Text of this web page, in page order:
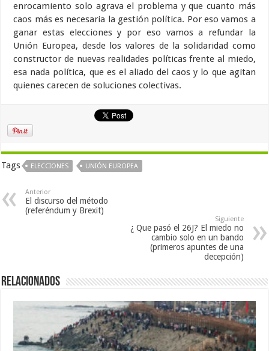
enrocamiento solo agrava el problema y que cuanto más
caos más es necesaria la gestión política. Por eso vamos a
ganar estas elecciones y por eso vamos a refundar la
Unión Europea, desde los valores de la solidaridad como
constructor de nuevas realidades políticas frente al miedo,
esa nada política, que es el aliado del caos y lo que agitan
quienes carecen de soluciones colectivas.
Tags ELECCIONES UNIÓN EUROPEA
Anterior
El discurso del método
(referéndum y Brexit)
Siguiente
¿ Que pasó el 26J? El miedo no
cambio solo en un bando
(primeros apuntes de una
decepción)
Relacionados